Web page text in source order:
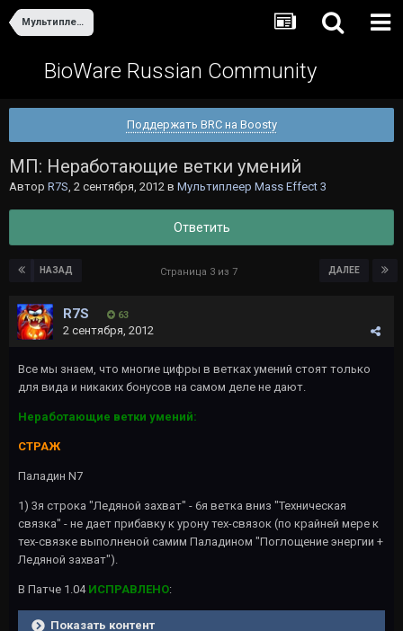
Мультиплеер Mass Effect 3
BioWare Russian Community
Поддержать BRC на Boosty
МП: Неработающие ветки умений
Автор R7S, 2 сентября, 2012 в Мультиплеер Mass Effect 3
Ответить
НАЗАД ДАЛЕЕ
Страница 3 из 7
R7S 63
2 сентября, 2012
Все мы знаем, что многие цифры в ветках умений стоят только
для вида и никаких бонусов на самом деле не дают.
Неработающие ветки умений:
СТРАЖ
Паладин N7
1) 3я строка "Ледяной захват" - 6я ветка вниз "Техническая
связка" - не дает прибавку к урону тех-связок (по крайней мере к
тех-связке выполненой самим Паладином "Поглощение энергии +
Ледяной захват").
В Патче 1.04 ИСПРАВЛЕНО:
Показать контент